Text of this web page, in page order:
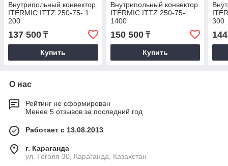
Внутрипольный конвектор
ITERMIC ITTZ 250-75- 1
200
137 500 ₸
Купить
Внутрипольный конвектор
ITERMIC ITTZ 250-75-
1400
150 500₸
Купить
300
О нас
Рейтинг не сформирован
Менее 5 отзывов за последний год
Работает с 13.08.2013
г. Караганда
ул. Гоголя 30, Караганда, Казахстан